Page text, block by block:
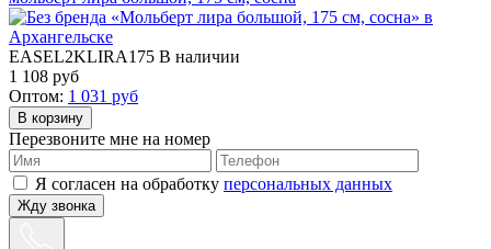
EASEL2KLIRA175 В наличии
1 108 руб
Оптом: 1 031 руб
Перезвоните мне на номер
Я согласен на обработку персональных данных
Жду звонка